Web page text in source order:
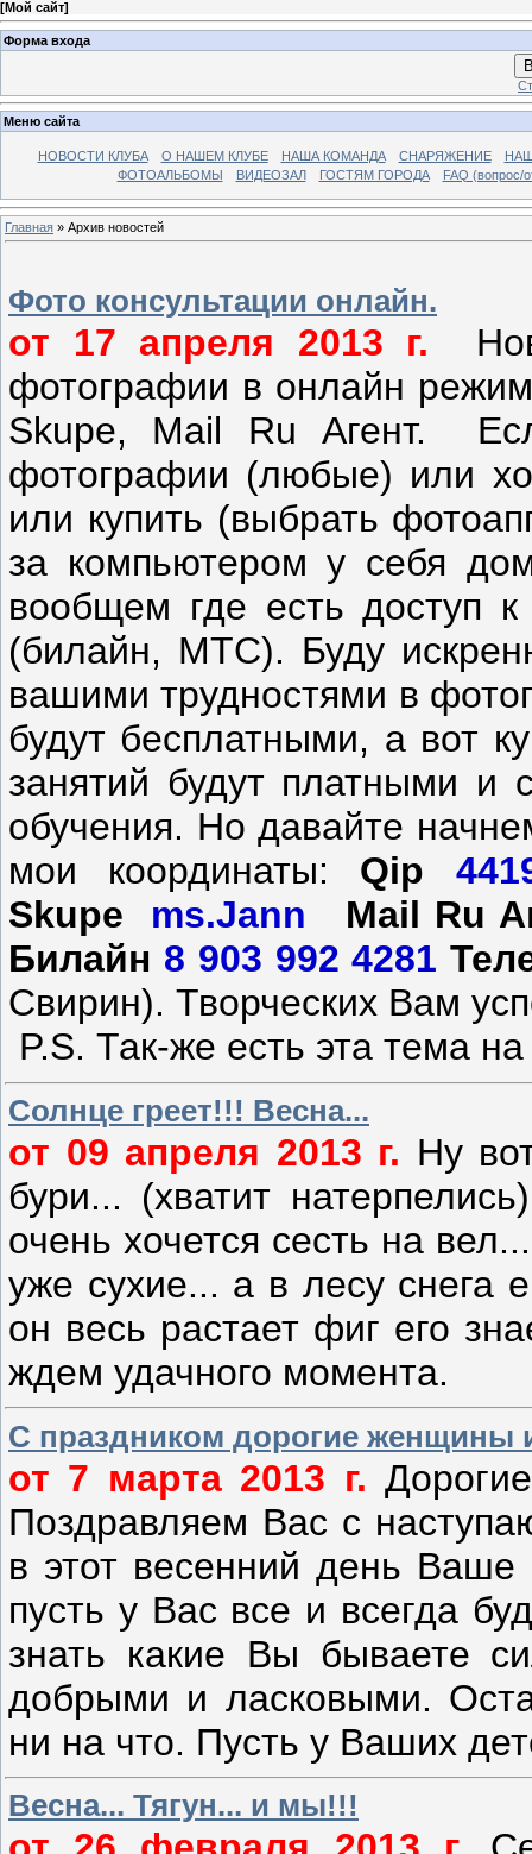
[Мой сайт]
Форма входа
Меню сайта
НОВОСТИ КЛУБА О НАШЕМ КЛУБЕ НАША КОМАНДА СНАРЯЖЕНИЕ
ФОТОАЛЬБОМЫ
ВИДЕОЗАЛ ГОСТЯМ ГОРОДА FAQ (вопрос/
Главная » Архив новостей
Фото консультации онлайн.
от 17 апреля 2013 г.
фотографии в онлайн
Skupe, Mail Ru Агент.
фотографии (любые) или
или купить (выбрать
за компьютером у себя
вообщем где есть доступ
(билайн, МТС). Буду
вашими трудностями в
будут бесплатными, а вот
занятий будут платными и
обучения. Но давайте
мои координаты: Qip
Skupe
ms.Jann
Mail Ru
Билайн 8 903 992 4281
Свирин). Творческих Вам
P.S. Так-же есть эта тема
Солнце греет!!! Весна...
от 09 апреля 2013 г. Ну
бури... (хватит
очень хочется сесть на
уже сухие... а в лесу снега
он весь растает фиг его
ждем удачного момента.
С праздником дорогие женщины
от 7 марта 2013 г.
Поздравляем Вас с
в этот весенний день Ваше
пусть у Вас все и всегда
знать какие Вы бываете
добрыми и ласковыми.
ни на что. Пусть у Ваших
Весна... Тягун... и мы!!!